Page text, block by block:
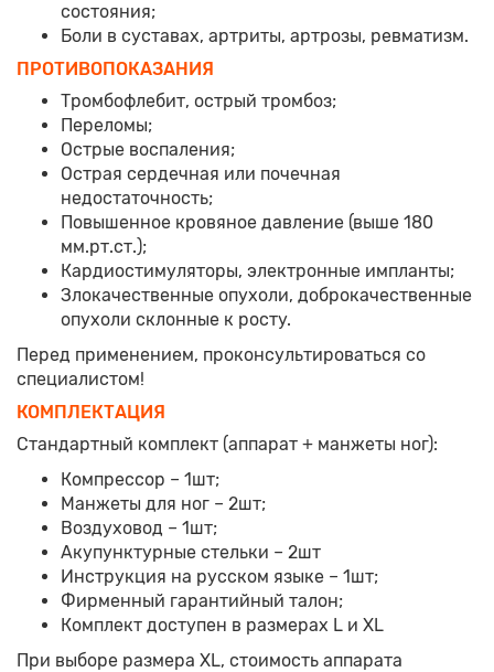
состояния;
Боли в суставах, артриты, артрозы, ревматизм.
ПРОТИВОПОКАЗАНИЯ
Тромбофлебит, острый тромбоз;
Переломы;
Острые воспаления;
Острая сердечная или почечная
недостаточность;
Повышенное кровяное давление (выше 180
мм.рт.ст.);
Кардиостимуляторы, электронные импланты;
Злокачественные опухоли, доброкачественные
опухоли склонные к росту.
Перед применением, проконсультироваться со
специалистом!
КОМПЛЕКТАЦИЯ
Стандартный комплект (аппарат + манжеты ног):
Компрессор – 1шт;
Манжеты для ног – 2шт;
Воздуховод – 1шт;
Акупунктурные стельки – 2шт
Инструкция на русском языке – 1шт;
Фирменный гарантийный талон;
Комплект доступен в размерах L и XL
При выборе размера XL, стоимость аппарата